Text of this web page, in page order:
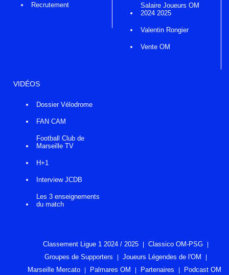
Recrutement
Salaire Joueurs OM
2024 2025
Valentin Rongier
Vente OM
VIDÉOS
Dossier Vélodrome
FAN CAM
Football Club de
Marseille TV
H+1
Interview JCDB
Les 3 enseignements
du match
Classement Ligue 1 2024 / 2025
Classico OM-PSG
Groupes de Supporters
Joueurs Légendes de l'OM
Marseille Mercato
Palmares OM Partenaires Podcast OM